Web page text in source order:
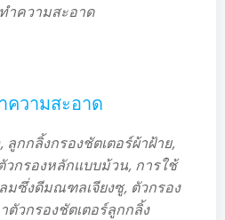
ำความสะอาด
ความสะอาด
ลูกกลิ้งกรองชัตเตอร์ผ้าฝ้าย,
วกรองหลักแบบม้วน, การใช้
มซึ่งดีมณฑลเจียงซู, ตัวกรอง
ตัวกรองชัตเตอร์ลูกกลิ้ง